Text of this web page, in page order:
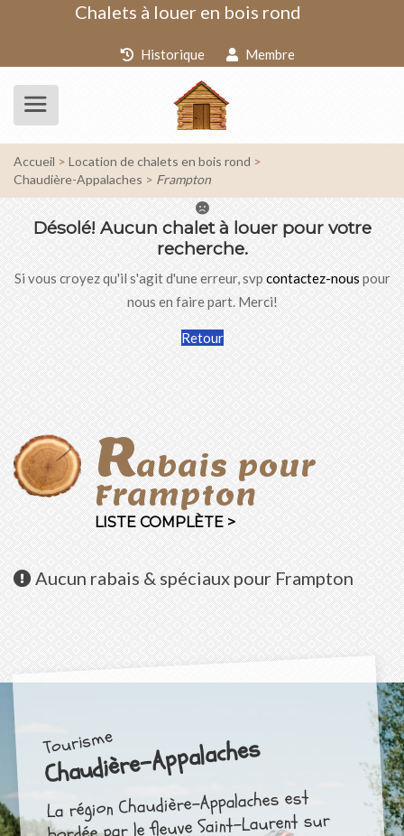
Chalets à louer en bois rond
Historique Membre
Accueil
Location de chalets en bois rond
Chaudière-Appalaches
Frampton
Désolé!Aucun chalet à louer pour votre
recherche.
Si vous croyez qu'il s'agit d'une erreur, svpcontactez-nouspour
nous en faire part. Merci!
Retour
Rabais pour
Frampton
LISTE COMPLÈTE >
Aucunrabais & spéciaux pour Frampton
Tourisme
Chaudière-Appalaches
La région Chaudière-Appalaches est
bordée par le fleuve Saint-Laurent sur